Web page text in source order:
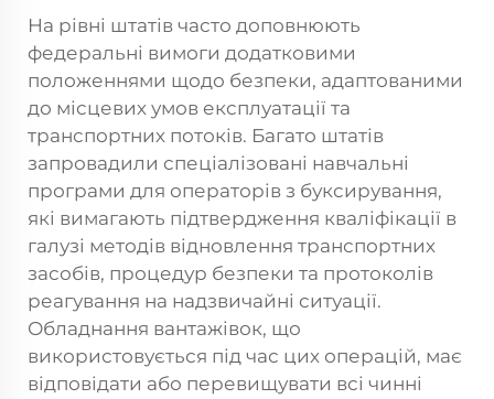
На рівні штатів часто доповнюють
федеральні вимоги додатковими
положеннями щодо безпеки, адаптованими
до місцевих умов експлуатації та
транспортних потоків. Багато штатів
запровадили спеціалізовані навчальні
програми для операторів з буксирування,
які вимагають підтвердження кваліфікації в
галузі методів відновлення транспортних
засобів, процедур безпеки та протоколів
реагування на надзвичайні ситуації.
Обладнання вантажівок, що
використовується під час цих операцій, має
відповідати або перевищувати всі чинні